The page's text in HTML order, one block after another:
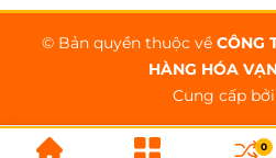
ngon trong thời gian dài.
© Bản quyền thuộc về CÔNG
HÀNG HÓA
Cung cấp bởi
0